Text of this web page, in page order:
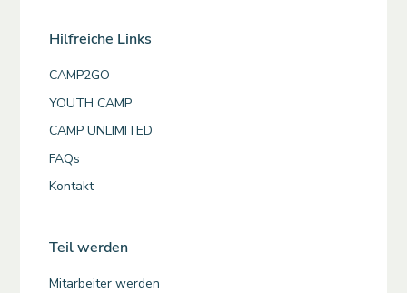
Hilfreiche Links
CAMP2GO
YOUTH CAMP
CAMP UNLIMITED
FAQs
Kontakt
Teil werden
Mitarbeiter werden